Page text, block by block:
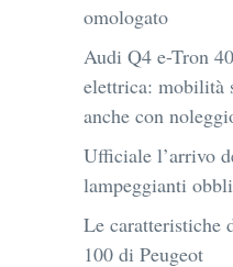
omologato
Audi Q4 e-Tron
elettrica: mobilità
anche con
Ufficiale l’arrivo
lampeggianti
Le caratteristiche
100 di Peugeot